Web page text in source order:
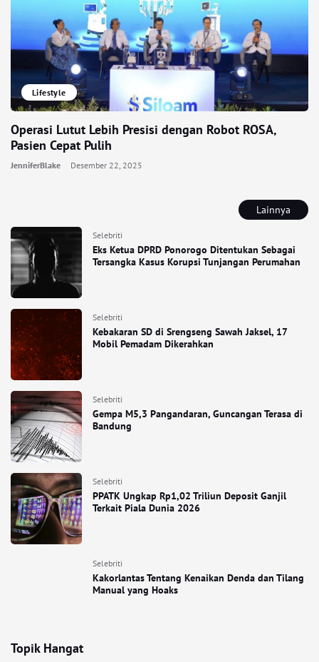
Lainnya
Selebriti
Eks Ketua DPRD Ponorogo Ditentukan Sebagai
Tersangka Kasus Korupsi Tunjangan Perumahan
Selebriti
Kebakaran SD di Srengseng Sawah Jaksel, 17
Mobil Pemadam Dikerahkan
Selebriti
Gempa M5,3 Pangandaran, Guncangan Terasa di
Bandung
Selebriti
PPATK Ungkap Rp1,02 Triliun Deposit Ganjil
Terkait Piala Dunia 2026
Selebriti
Kakorlantas Tentang Kenaikan Denda dan Tilang
Manual yang Hoaks
Topik Hangat
Lifestyle
Operasi Lutut Lebih Presisi dengan Robot ROSA,
Pasien Cepat Pulih
JenniferBlake Desember 22, 2025